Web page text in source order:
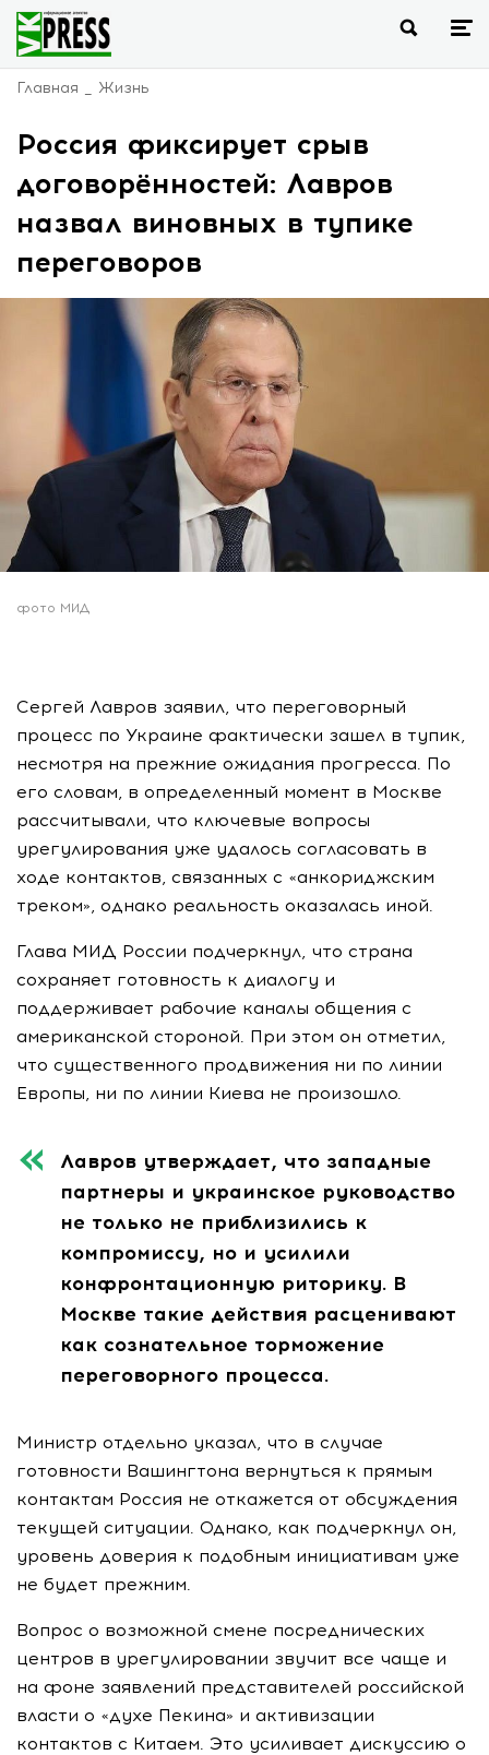
Главная Жизнь
Россия фиксирует срыв
договорённостей: Лавров
назвал виновных в тупике
переговоров
фото МИД
Сергей Лавров заявил, что переговорный
процесс по Украине фактически зашел в тупик,
несмотря на прежние ожидания прогресса. По
его словам, в определенный момент в Москве
рассчитывали, что ключевые вопросы
урегулирования уже удалось согласовать в
ходе контактов, связанных с «анкориджским
треком», однако реальность оказалась иной.
Глава МИД России подчеркнул, что страна
сохраняет готовность к диалогу и
поддерживает рабочие каналы общения с
американской стороной. При этом он отметил,
что существенного продвижения ни по линии
Европы, ни по линии Киева не произошло.
Лавров утверждает, что западные
партнеры и украинское руководство
не только не приблизились к
компромиссу, но и усилили
конфронтационную риторику. В
Москве такие действия расценивают
как сознательное торможение
переговорного процесса.
Министр отдельно указал, что в случае
готовности Вашингтона вернуться к прямым
контактам Россия не откажется от обсуждения
текущей ситуации. Однако, как подчеркнул он,
уровень доверия к подобным инициативам уже
не будет прежним.
Вопрос о возможной смене посреднических
центров в урегулировании звучит все чаще и
на фоне заявлений представителей российской
власти о «духе Пекина» и активизации
контактов с Китаем. Это усиливает дискуссию о